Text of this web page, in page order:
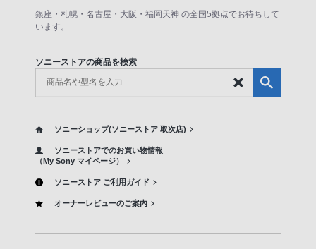
銀座・札幌・名古屋・大阪・福岡天神 の全国5拠点でお待ちして
います。
ソニーストアの商品を検索
ソニーショップ(ソニーストア 取次店)
ソニーストアでのお買い物情報
（My Sony マイページ）
ソニーストア ご利用ガイド
オーナーレビューのご案内